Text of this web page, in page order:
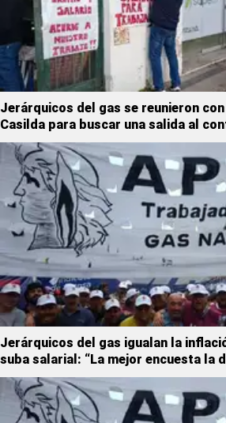
Jerárquicos del gas se reunieron
Casilda para buscar una salida al
Jerárquicos del gas igualan la
suba salarial: “La mejor encuesta la